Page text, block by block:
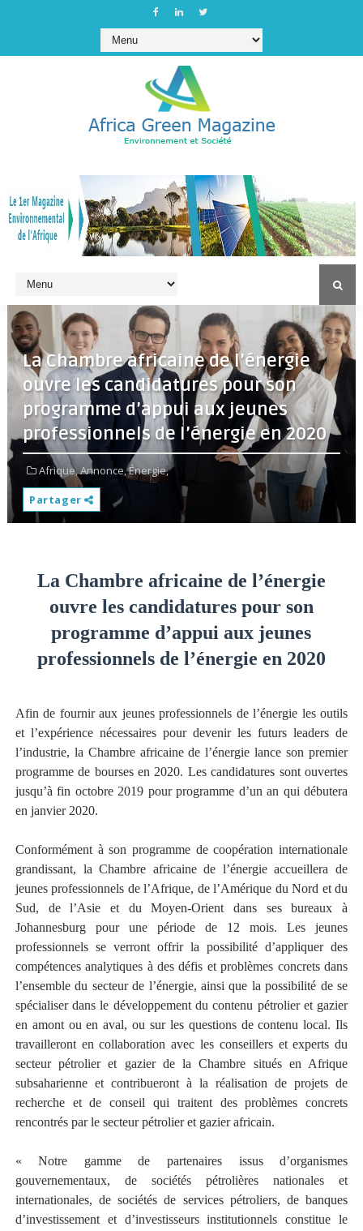
La Chambre africaine de l’énergie
ouvre les candidatures pour son
programme d’appui aux jeunes
professionnels de l’énergie en 2020
Afrique,Annonce,Énergie,
Partager
La Chambre africaine de l’énergie
ouvre les candidatures pour son
programme d’appui aux jeunes
professionnels de l’énergie en 2020
Afin de fournir aux jeunes professionnels de l’énergie les outils
et l’expérience nécessaires pour devenir les futurs leaders de
l’industrie, la Chambre africaine de l’énergie lance son premier
programme de bourses en 2020. Les candidatures sont ouvertes
jusqu’à fin octobre 2019 pour programme d’un an qui débutera
en janvier 2020.
Conformément à son programme de coopération internationale
grandissant, la Chambre africaine de l’énergie accueillera de
jeunes professionnels de l’Afrique, de l’Amérique du Nord et du
Sud, de l’Asie et du Moyen-Orient dans ses bureaux à
Johannesburg pour une période de 12 mois. Les jeunes
professionnels se verront offrir la possibilité d’appliquer des
compétences analytiques à des défis et problèmes concrets dans
l’ensemble du secteur de l’énergie, ainsi que la possibilité de se
spécialiser dans le développement du contenu pétrolier et gazier
en amont ou en aval, ou sur les questions de contenu local. Ils
travailleront en collaboration avec les conseillers et experts du
secteur pétrolier et gazier de la Chambre situés en Afrique
subsaharienne et contribueront à la réalisation de projets de
recherche et de conseil qui traitent des problèmes concrets
rencontrés par le secteur pétrolier et gazier africain.
« Notre gamme de partenaires issus d’organismes
gouvernementaux, de sociétés pétrolières nationales et
internationales, de sociétés de services pétroliers, de banques
d’investissement et d’investisseurs institutionnels constitue le